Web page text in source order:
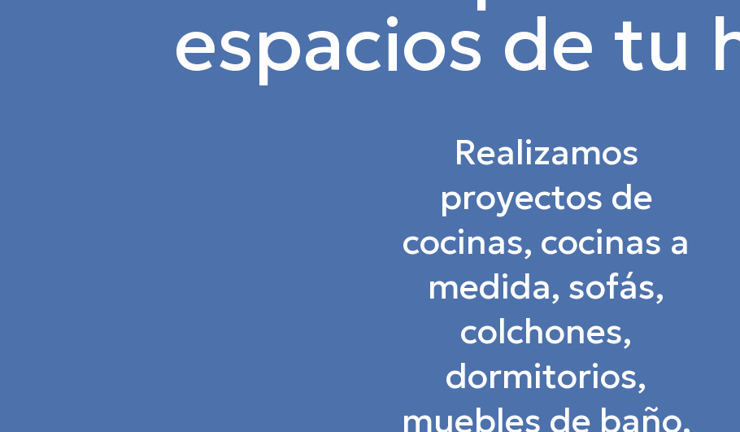
espacios de tu
Realizamos
proyectos de
cocinas, cocinas a
medida, sofás,
colchones,
dormitorios,
muebles de baño,